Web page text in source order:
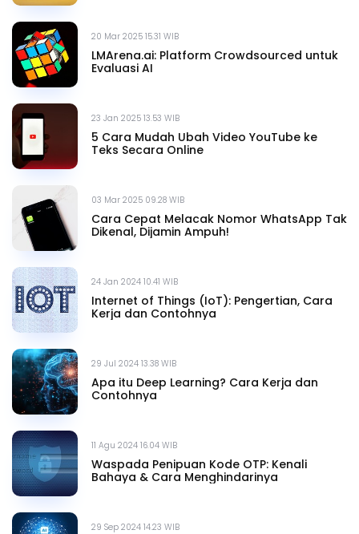
20 Mar 2025 15.31 WIB
LMArena.ai: Platform Crowdsourced untuk
Evaluasi AI
23 Jan 2025 13.53 WIB
5 Cara Mudah Ubah Video YouTube ke
Teks Secara Online
03 Mar 2025 09.28 WIB
Cara Cepat Melacak Nomor WhatsApp Tak
Dikenal, Dijamin Ampuh!
24 Jan 2024 10.41 WIB
Internet of Things (IoT): Pengertian, Cara
Kerja dan Contohnya
29 Jul 2024 13.38 WIB
Apa itu Deep Learning? Cara Kerja dan
Contohnya
11 Agu 2024 16.04 WIB
Waspada Penipuan Kode OTP: Kenali
Bahaya & Cara Menghindarinya
29 Sep 2024 14.23 WIB